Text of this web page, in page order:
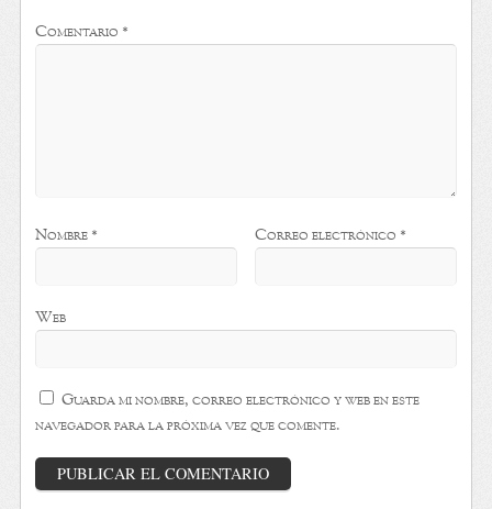
Comentario *
Nombre * Correo electrónico *
Web
Guarda mi nombre, correo electrónico y web en este
navegador para la próxima vez que comente.